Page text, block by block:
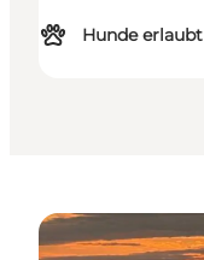
Hunde erlaubt